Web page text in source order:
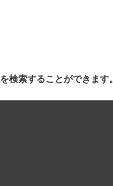
検索することができます。